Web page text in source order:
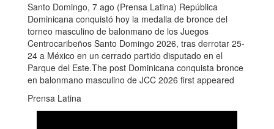
Santo Domingo, 7 ago (Prensa Latina) República
Dominicana conquistó hoy la medalla de bronce del
torneo masculino de balonmano de los Juegos
Centrocaribeños Santo Domingo 2026, tras derrotar 25-
24 a México en un cerrado partido disputado en el
Parque del Este.The post Dominicana conquista bronce
en balonmano masculino de JCC 2026 first appeared
Prensa Latina